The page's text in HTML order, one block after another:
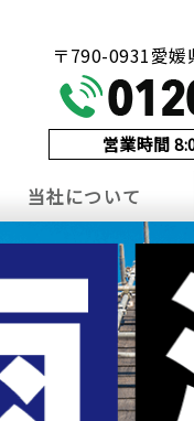
〒790-0931愛
営業時間
当社について